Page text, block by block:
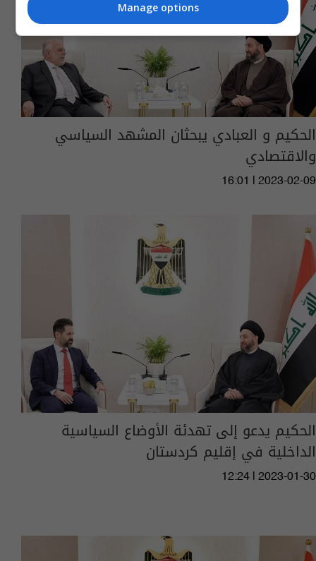
الحكيم و العبادي يبحثان المشهد السياسي
والاقتصادي
16:01 | 2023-02-09
الحكيم يدعو إلى تهدئة الأوضاع السياسية
الداخلية في إقليم كردستان
12:24 | 2023-01-30
Manage options